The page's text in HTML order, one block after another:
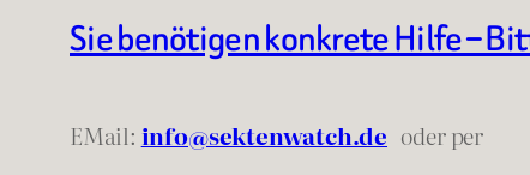
Sie benötigen konkrete Hilfe –
EMail: info@sektenwatch.de oderper